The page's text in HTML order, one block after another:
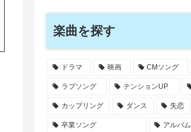
楽曲を探す
ドラマ 映画 CMソング
ラブソング テンションUP
カップリング ダンス 失恋
卒業ソング アルバム